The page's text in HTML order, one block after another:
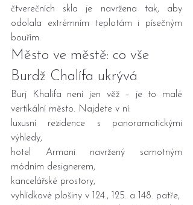
čtverečních skla je navržena tak, aby
odolala extrémním teplotám i písečným
bouřím.
Město ve městě: co vše
Burdž Chalífa ukrývá
Burj Khalifa není jen věž – je to malé
vertikální město. Najdete v ní:
luxusní rezidence s panoramatickými
výhledy,
hotel Armani navržený samotným
módním designerem,
kancelářské prostory,
vyhlídkové plošiny v 124., 125. a 148. patře,